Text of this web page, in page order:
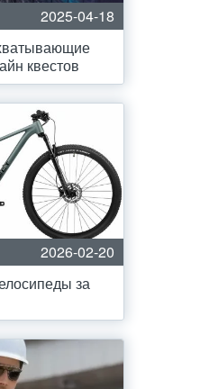
2025-04-18
квестов
2026-02-20
за